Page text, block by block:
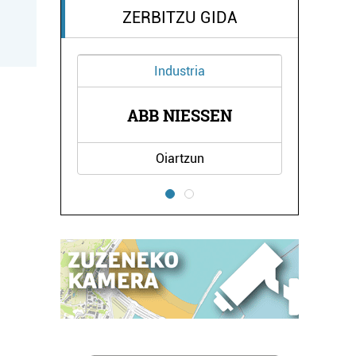
ZERBITZU GIDA
Industria
ABB NIESSEN
Oiartzun